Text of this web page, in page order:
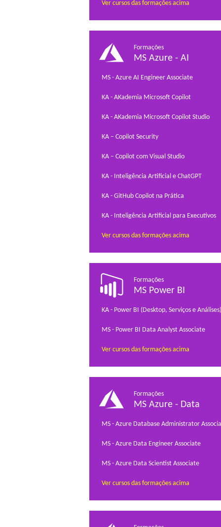
Ver cursos das formações acima
Formações
MS Azure - AI
MS - Azure AI Engineer Associate
KA - AKademia Microsoft Copilot
KA - AKademia Microsoft Copilot Studio
KA – Copilot Security
KA – Copilot com Visual Studio
KA - Inteligência Artificial e ChatGPT
KA - GitHub Copilot na Prática
KA - Inteligência Artificial para Executivos
Ver cursos das formações acima
Formações
MS Power BI
KA - Power BI (Desktop, Serviços e Análises)
MS - Power BI Data Analyst Associate
Ver cursos das formações acima
Formações
MS Azure - Data
MS - Azure Database Administrator
MS - Azure Data Engineer Associate
MS - Azure Data Scientist Associate
Ver cursos das formações acima